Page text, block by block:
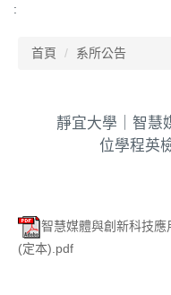
:
首頁 系所公告
靜宜大學｜智慧
位學程英
智慧媒體與創新科技
(定本).pdf